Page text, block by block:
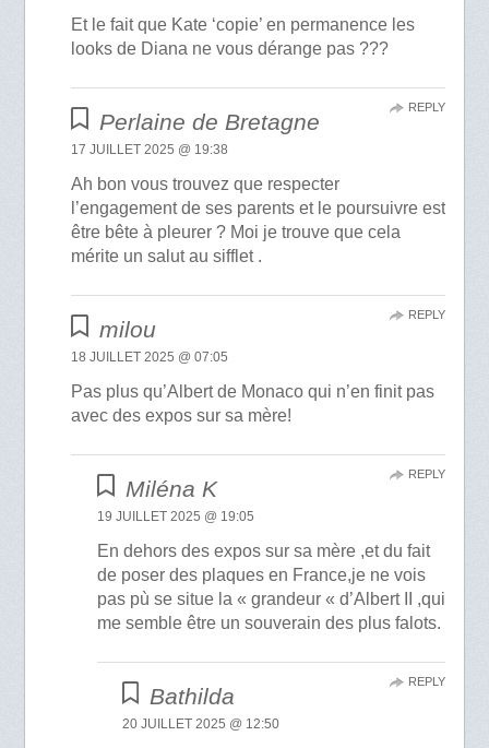
Et le fait que Kate ‘copie’ en permanence les
looks de Diana ne vous dérange pas ???
Perlaine de Bretagne
17 JUILLET 2025 @ 19:38
Ah bon vous trouvez que respecter
l’engagement de ses parents et le poursuivre est
être bête à pleurer ? Moi je trouve que cela
mérite un salut au sifflet .
REPLY
milou
18 JUILLET 2025 @ 07:05
Pas plus qu’Albert de Monaco qui n’en finit pas
avec des expos sur sa mère!
REPLY
Miléna K
19 JUILLET 2025 @ 19:05
En dehors des expos sur sa mère ,et du fait
de poser des plaques en France,je ne vois
pas pù se situe la « grandeur « d’Albert II ,qui
me semble être un souverain des plus falots.
REPLY
Bathilda
20 JUILLET 2025 @ 12:50
REPLY